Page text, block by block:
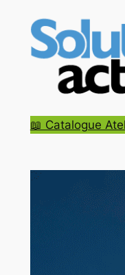
contenu
📖 Catalogue